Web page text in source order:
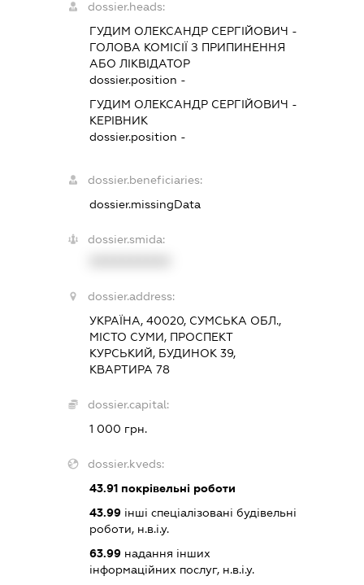
dossier.heads:
ГУДИМ ОЛЕКСАНДР СЕРГІЙОВИЧ -
ГОЛОВА КОМІСІЇ З ПРИПИНЕННЯ
АБО ЛІКВІДАТОР
dossier.position -
ГУДИМ ОЛЕКСАНДР СЕРГІЙОВИЧ -
КЕРІВНИК
dossier.position -
dossier.beneficiaries:
dossier.missingData
dossier.smida:
dossier.address:
УКРАЇНА, 40020, СУМСЬКА ОБЛ.,
МІСТО СУМИ, ПРОСПЕКТ
КУРСЬКИЙ, БУДИНОК 39,
КВАРТИРА 78
dossier.capital:
1 000 грн.
dossier.kveds:
43.91покрівельні роботи
43.99інші спеціалізовані будівельні
роботи, н.в.і.у.
63.99надання інших
інформаційних послуг, н.в.і.у.